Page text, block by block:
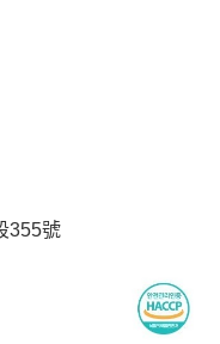
跳轉至「AFTEE先享後付」
成結帳。
的連結，可透過四大超商／
交易完成。
若您需要取消訂單，請聯絡
為有效，需透過AFTEE先享
頁面顯示為準，若有關於
先享後付」服務完成之交
355號